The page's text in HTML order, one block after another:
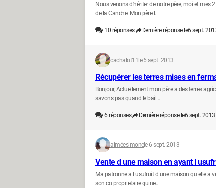
Nous venons d'hériter de notre père, moi et mes
de la Canche. Mon père l...
10 réponses Dernière réponse le6 sept.
cachalot11 le 6 sept. 2013
Récupérer les terres mises en
Bonjour, Actuellement mon père a des terres
savons pas quand le bail...
6 réponses Dernière réponse le6 sept. 2013
aiméesimonele 6 sept. 2013
Vente d une maison en ayant l
Ma patronne a l usufruit d une maison qu elle a
son co proprietaire quine...